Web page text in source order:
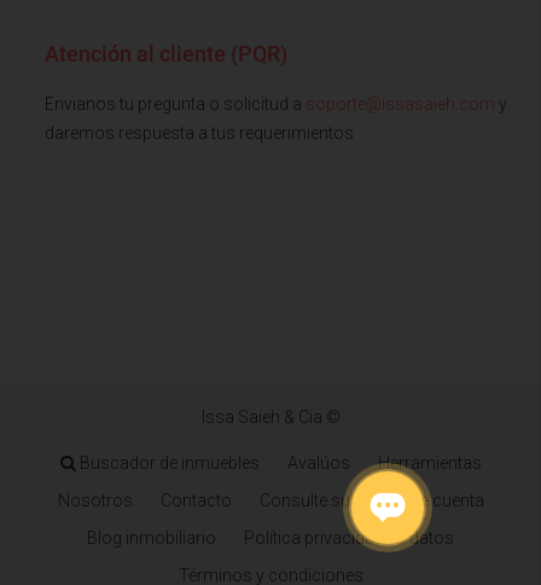
Atención al cliente (PQR)
Envianos tu pregunta o solicitud a soporte@issasaieh.com y
daremos respuesta a tus requerimientos
Issa Saieh & Cia ©
Buscador de inmuebles Avalúos
Herramientas
Nosotros
Contacto
Consulte su estado de cuenta
Blog inmobiliario
Política privacidad de datos
Términos y condiciones